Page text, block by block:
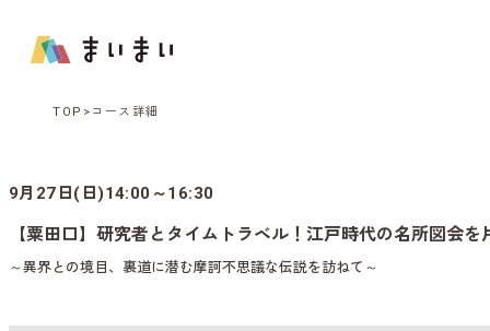
TOP コース詳細
9月27日(日)14:00～16:30
【粟田口】研究者とタイムトラベル！江戸時代の名所図会を
～異界との境目、裏道に潜む摩訶不思議な伝説を訪ねて～